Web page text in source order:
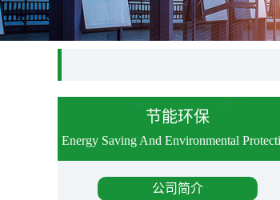
节能环保
Energy Saving And Environmental
公司简介